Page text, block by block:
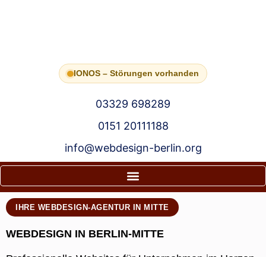
IONOS – Störungen vorhanden
03329 698289
0151 20111188
info@webdesign-berlin.org
IHRE WEBDESIGN-AGENTUR IN MITTE
WEBDESIGN IN BERLIN-MITTE